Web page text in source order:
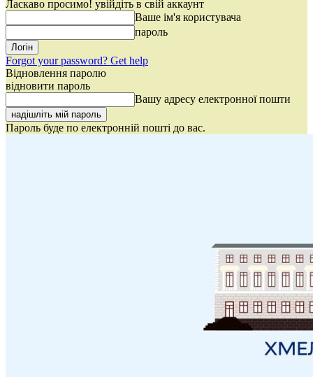
Ласкаво просимо! увійдіть в свій аккаунт
Ваше ім'я користувача
пароль
Forgot your password? Get help
Відновлення паролю
відновити пароль
Вашу адресу електронної пошти
Пароль буде по електронній пошті до вас.